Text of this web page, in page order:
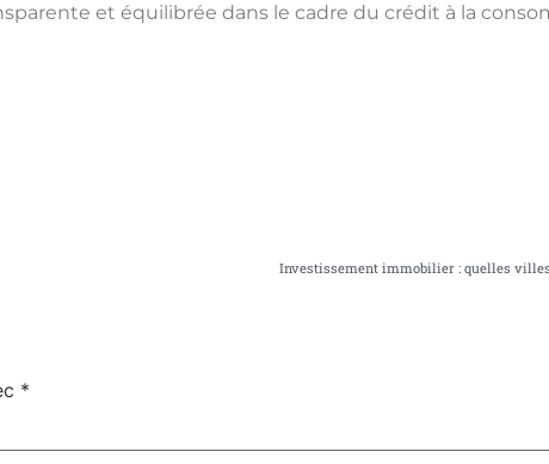
et équilibrée dans le cadre du crédit à la
Investissement immobilier : quelles
*